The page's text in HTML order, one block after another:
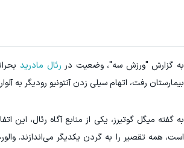
به گزارش "ورزش سه"، وضعیت در رئال مادرید
بیمارستان رفت، اتهام سیلی زدن آنتونیو رودیگر به
به گفته میگل گوتیرز، یکی از منابع آگاه رئال،
است، همه تقصیر را به گردن یکدیگر می‌اندازند.